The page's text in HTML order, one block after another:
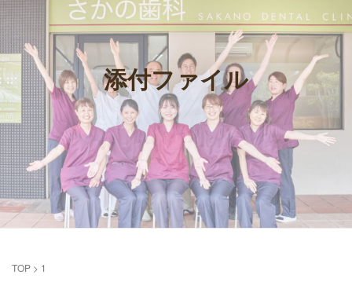
添付ファイル
TOP > 1